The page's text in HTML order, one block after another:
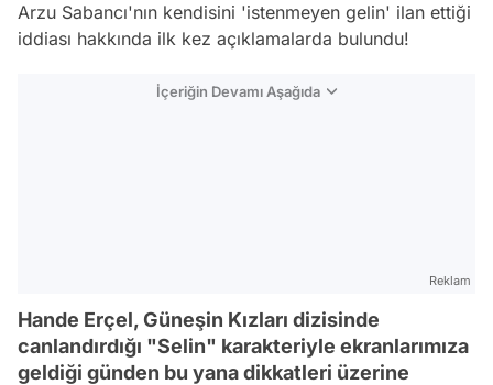
Arzu Sabancı'nın kendisini 'istenmeyen gelin' ilan ettiği
iddiası hakkında ilk kez açıklamalarda bulundu!
İçeriğin Devamı Aşağıda
Reklam
Hande Erçel, Güneşin Kızları dizisinde
canlandırdığı "Selin" karakteriyle ekranlarımıza
geldiği günden bu yana dikkatleri üzerine